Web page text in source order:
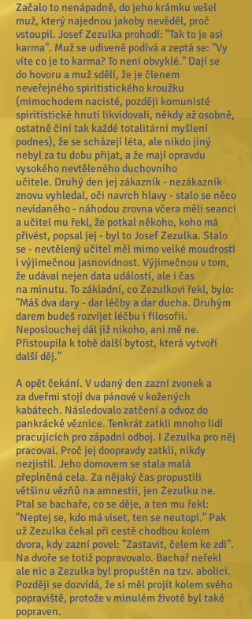
Začalo to nenápadně, do jeho krámku vešel
muž, který najednou jakoby nevěděl, proč
vstoupil. Josef Zezulka prohodí: "Tak to je asi
karma". Muž se udiveně podívá a zeptá se: "Vy
víte co je to karma? To není obvyklé." Dají se
do hovoru a muž sdělí, že je členem
neveřejného spiritistického kroužku
(mimochodem nacisté, později komunisté
spiritistické hnutí likvidovali, někdy až osobně,
ostatně činí tak každé totalitární myšlení
podnes), že se scházejí léta, ale nikdo jiný
nebyl za tu dobu přijat, a že mají opravdu
vysokého nevtěleného duchovního
učitele. Druhý den jej zákazník - nezákazník
znovu vyhledal, oči navrch hlavy - stalo se něco
nevídaného - náhodou zrovna včera měli seanci
a učitel mu řekl, že potkal někoho, koho má
přivést, popsal jej - byl to Josef Zezulka. Stalo
se - nevtělený učitel měl mimo velké moudrosti
i výjimečnou jasnovidnost. Výjimečnou v tom,
že udával nejen data událostí, ale i čas
na minutu. To základní, co Zezulkovi řekl, bylo:
"Máš dva dary - dar léčby a dar ducha. Druhým
darem budeš rozvíjet léčbu i filosofii.
Neposlouchej dál již nikoho, ani mě ne.
Přistoupila k tobě další bytost, která vytvoří
další děj."
A opět čekání. V udaný den zazní zvonek a
za dveřmi stojí dva pánové v kožených
kabátech. Následovalo zatčení a odvoz do
pankrácké věznice. Tenkrát zatkli mnoho lidí
pracujících pro západní odboj. I Zezulka pro něj
pracoval. Proč jej doopravdy zatkli, nikdy
nezjistil. Jeho domovem se stala malá
přeplněná cela. Za nějaký čas propustili
většinu vězňů na amnestii, jen Zezulku ne.
Ptal se bachaře, co se děje, a ten mu řekl:
"Neptej se, kdo má viset, ten se neutopí." Pak
už Zezulka čekal při cestě chodbou kolem
dvora, kdy zazní povel: "Zastavit, čelem ke zdi".
Na dvoře se totiž popravovalo. Bachař neřekl
ale nic a Zezulka byl propuštěn na tzv. abolici.
Později se dozvídá, že si měl projít kolem svého
popraviště, protože v minulém životě byl také
popraven.